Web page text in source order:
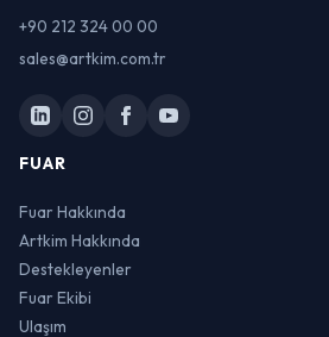
+90 212 324 00 00
sales@artkim.com.tr
FUAR
Fuar Hakkında
Artkim Hakkında
Destekleyenler
Fuar Ekibi
Ulaşım